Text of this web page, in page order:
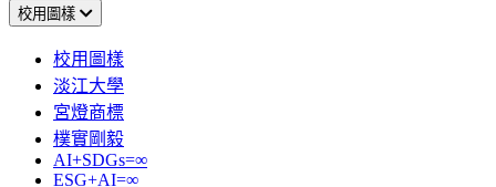
校用圖樣
校用圖樣
淡江大學
宮燈商標
樸實剛毅
AI+SDGs=∞
ESG+AI=∞